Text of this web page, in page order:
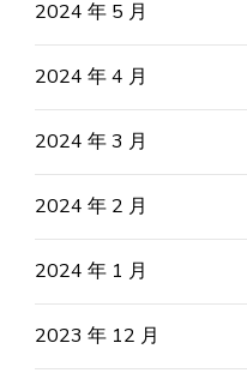
2024 年 5 月
2024 年 4 月
2024 年 3 月
2024 年 2 月
2024 年 1 月
2023 年 12 月